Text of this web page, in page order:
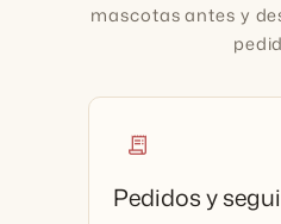
mascotas antes y
receipt_long
Pedidos y